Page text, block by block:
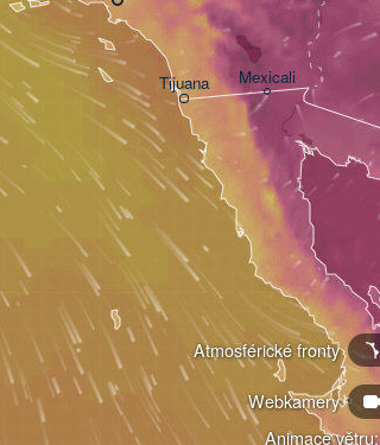
Animace větru:
Webkamery
Atmosférické fronty
Tijuana Mexicali